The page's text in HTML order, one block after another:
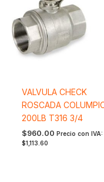
VALVULA CHECK
ROSCADA
200LB T316 3/4
$960.00 Precio con IVA:
$1,113.60